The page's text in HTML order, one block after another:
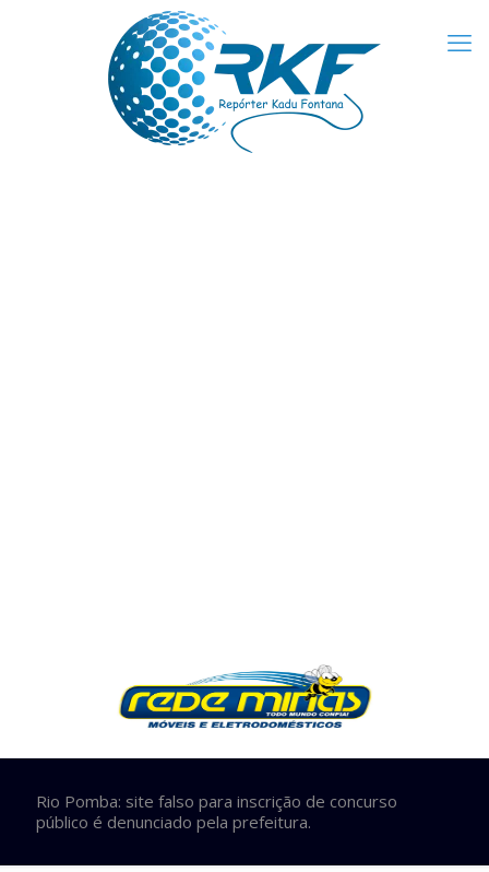
Rio Pomba: site falso para inscrição de concurso
público é denunciado pela prefeitura.